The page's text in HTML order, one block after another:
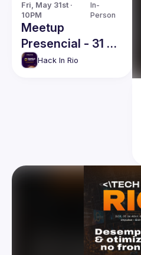
Fri, May 31st ·
10PM
In-
Person
Meetup
Presencial - 31 de
Maio -Hack In Rio